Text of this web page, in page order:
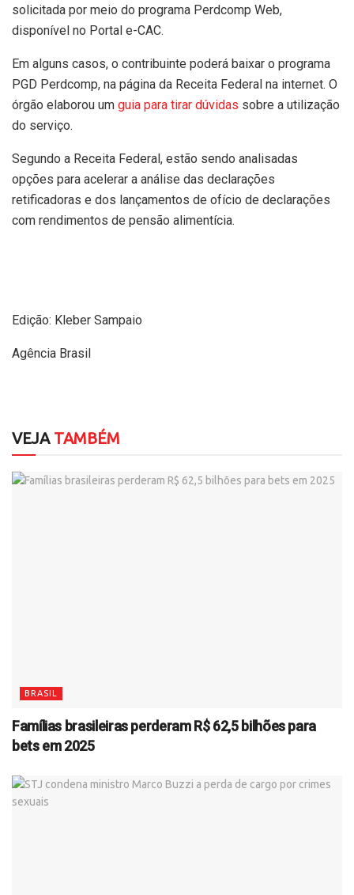
solicitada por meio do programa Perdcomp Web,
disponível no Portal e-CAC.
Em alguns casos, o contribuinte poderá baixar o programa
PGD Perdcomp, na página da Receita Federal na internet. O
órgão elaborou um guia para tirar dúvidas sobre a utilização
do serviço.
Segundo a Receita Federal, estão sendo analisadas
opções para acelerar a análise das declarações
retificadoras e dos lançamentos de ofício de declarações
com rendimentos de pensão alimentícia.
Edição: Kleber Sampaio
Agência Brasil
VEJATAMBÉM
BRASIL
Famílias brasileiras perderam R$ 62,5 bilhões para
bets em 2025